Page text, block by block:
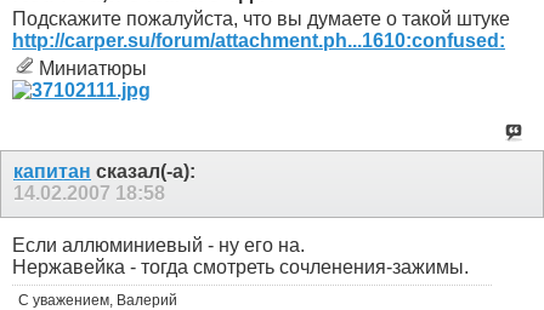
Подскажите пожалуйста, что вы думаете о такой штуке
http://carper.su/forum/attachment.ph...1610:confused:
Миниатюры
капитан сказал(-а):
14.02.2007 18:58
Если аллюминиевый - ну его на.
Нержавейка - тогда смотреть сочленения-зажимы.
С уважением, Валерий